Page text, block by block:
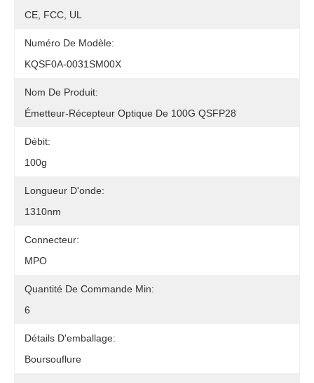
CE, FCC, UL
Numéro De Modèle:
KQSF0A-0031SM00X
Nom De Produit:
Émetteur-Récepteur Optique De 100G QSFP28
Débit:
100g
Longueur D'onde:
1310nm
Connecteur:
MPO
Quantité De Commande Min:
6
Détails D'emballage:
Boursouflure